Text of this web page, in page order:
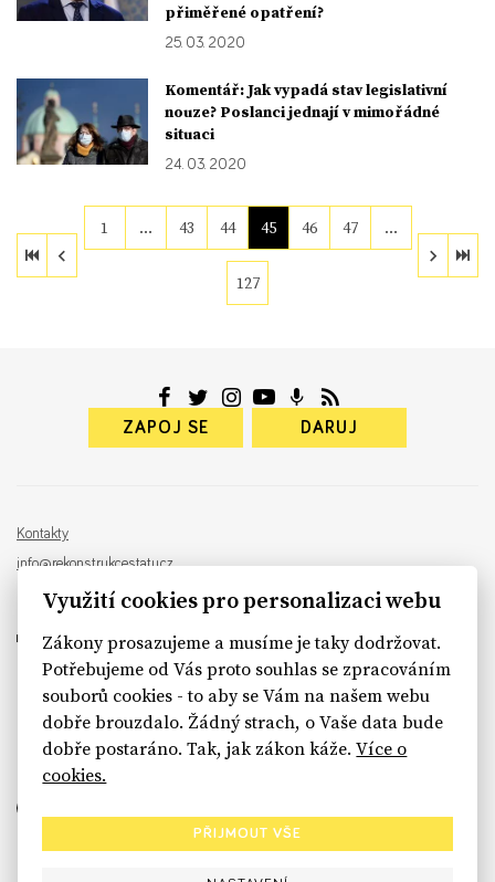
přiměřené opatření?
25. 03. 2020
Komentář: Jak vypadá stav legislativní
nouze? Poslanci jednají v mimořádné
situaci
24. 03. 2020
1 … 43 44 45 46 47 …
127
ZAPOJ SE DARUJ
Kontakty
info@rekonstrukcestatu.cz
Návrh a vývoj: Sinfin , ilustrace:
sinfin.digital
Využití cookies pro personalizaci webu
Zákony prosazujeme a musíme je taky dodržovat.
Potřebujeme od Vás proto souhlas se zpracováním
souborů cookies - to aby se Vám na našem webu
dobře brouzdalo. Žádný strach, o Vaše data bude
dobře postaráno. Tak, jak zákon káže.Více o
cookies.
PŘIJMOUT VŠE